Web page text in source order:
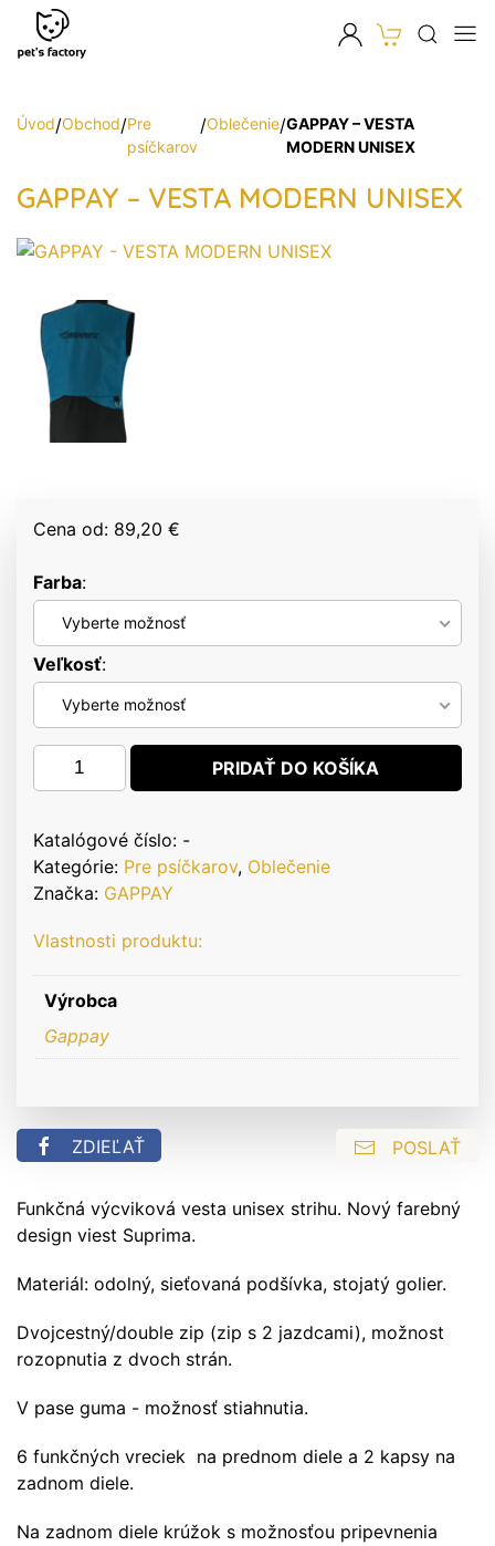
Úvod/Obchod/Pre
psíčkarov
/Oblečenie/GAPPAY – VESTA
MODERN UNISEX
GAPPAY – VESTA MODERN UNISEX
Cena od: 89,20 €
Farba
Vyberte možnosť
Veľkosť
Vyberte možnosť
množstvo
GAPPAY
VESTA
MODERN
UNISEX
PRIDAŤ DO KOŠÍKA
Katalógové číslo: -
Kategórie: Pre psíčkarov, Oblečenie
Značka: GAPPAY
Vlastnosti produktu:
Výrobca
Gappay
ZDIEĽAŤ POSLAŤ
Funkčná výcviková vesta unisex strihu. Nový farebný
design viest Suprima.
Materiál: odolný, sieťovaná podšívka, stojatý golier.
Dvojcestný/double zip (zip s 2 jazdcami), možnost
rozopnutia z dvoch strán.
V pase guma - možnosť stiahnutia.
6 funkčných vreciek na prednom diele a 2 kapsy na
zadnom diele.
Na zadnom diele krúžok s možnosťou pripevnenia